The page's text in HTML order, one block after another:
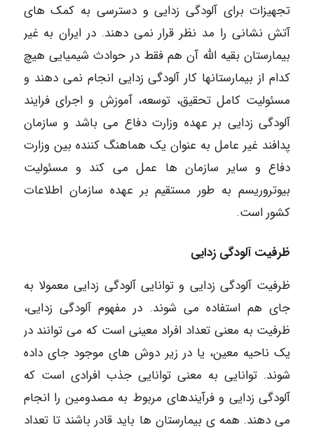
تجهیزات برای آلودگی زدایی و دسترسی به کمک های
آتش نشانی را مد نظر قرار نمی دهند. در ایران به غیر
بیمارستان بقیه الله آن هم فقط در حوادث شیمیایی هیچ
کدام از بیمارستانها کار آلودگی زدایی انجام نمی دهند و
مسئولیت کامل تحقیق، توسعه، آموزش و اجرای فرایند
آلودگی زدایی بر عهده وزارت دفاع می باشد و سازمان
پدافند غیر عامل به عنوان یک هماهنگ کننده بین وزارت
دفاع و سایر سازمان ها عمل می کند و مسئولیت
بیوتروریسم به طور مستقیم بر عهده سازمان اطلاعات
کشور است.
ظرفیت آلودگی زدایی
ظرفیت آلودگی زدایی و توانایی آلودگی زدایی معمولا به
جای هم استفاده می شوند. در مفهوم آلودگی زدایی،
ظرفیت به معنی تعداد افراد معینی است که می توانند در
یک ناحیه معین، یا در زیر دوش های موجود جای داده
شوند. توانایی به معنی توانایی جذب افرادی است که
آلودگی زدایی و فرآیندهای مربوط به مصدومین را انجام
می دهند. همه ی بیمارستان ها باید قادر باشند تا تعداد